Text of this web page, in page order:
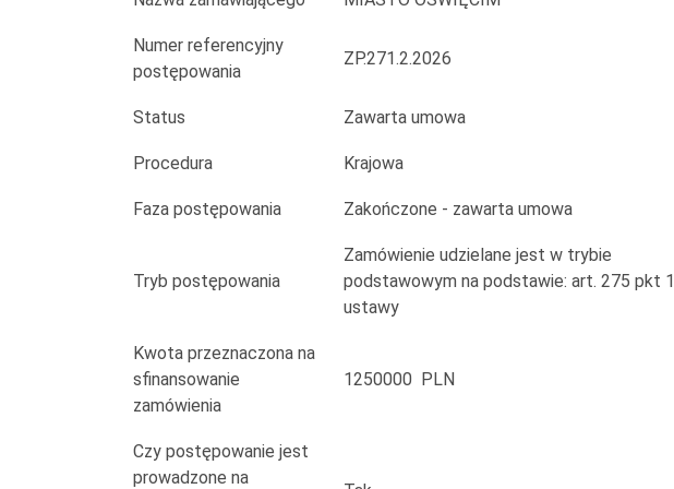
Numer referencyjny
postępowania
ZP.271.2.2026
Status Zawarta umowa
Procedura Krajowa
Faza postępowania Zakończone - zawarta umowa
Tryb postępowania
Zamówienie udzielane jest w trybie
podstawowym na podstawie: art. 275 pkt 1
ustawy
Kwota przeznaczona na
sfinansowanie
zamówienia
1250000 PLN
Czy postępowanie jest
prowadzone na